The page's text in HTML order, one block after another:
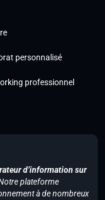
personnalisé
professionnel
d’information sur
plateforme
à de nombreux